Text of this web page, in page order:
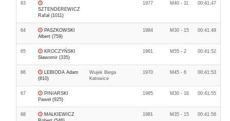
63
SZTENDEREWICZ
Rafał (1011)
1977 M40 - 11 00:41:47
64
PASZKOWSKI
Albert (759)
1984 M30 - 15 00:41:49
65
KROCZYŃSKI
Sławomir (335)
1961 M55 - 2 00:41:52
66
LEBIODA Adam
(810)
Wujek Biega
Katowice
1970 M45 - 6 00:41:53
67
PINIARSKI
Paweł (925)
1985 M30 - 16 00:41:55
68
MAŁKIEWICZ
1981 M35 - 15 00:41:56